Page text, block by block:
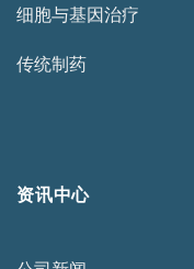
细胞与基因治疗
传统制药
资讯中心